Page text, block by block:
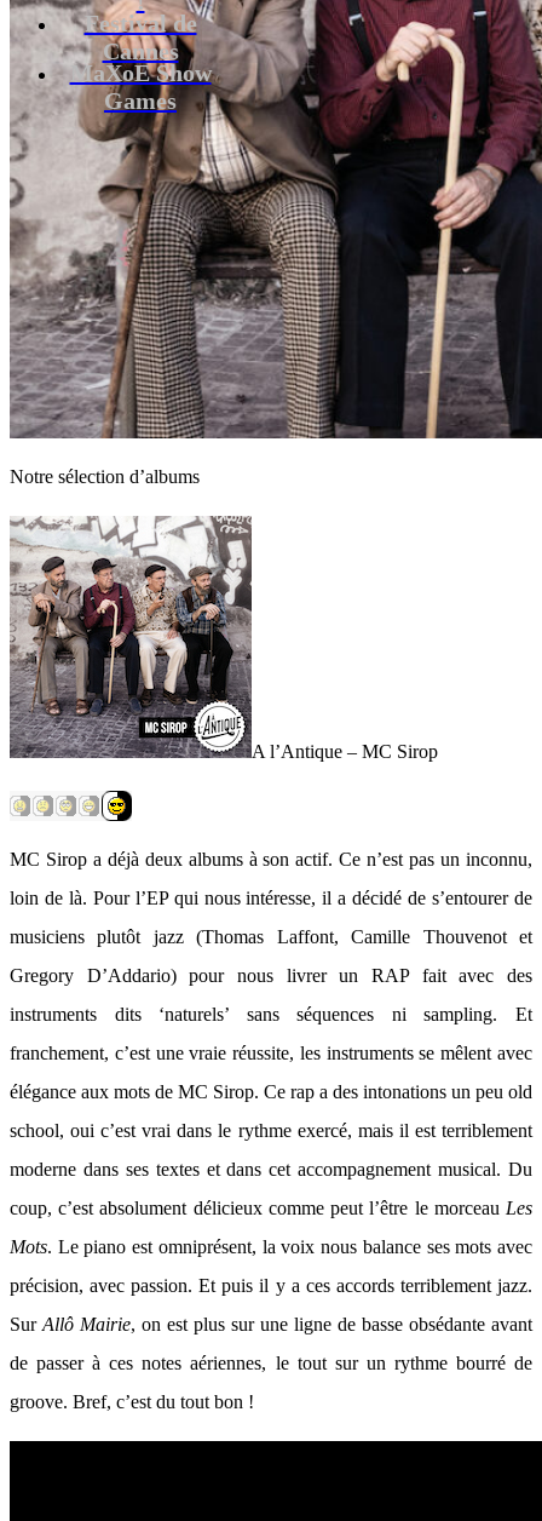
Festival de
Cannes
MaXoE Show
Games
Notre sélection d’albums
A l’Antique – MC Sirop
MC Sirop a déjà deux albums à son actif. Ce n’est pas un inconnu,
loin de là. Pour l’EP qui nous intéresse, il a décidé de s’entourer de
musiciens plutôt jazz (Thomas Laffont, Camille Thouvenot et
Gregory D’Addario) pour nous livrer un RAP fait avec des
instruments dits ‘naturels’ sans séquences ni sampling. Et
franchement, c’est une vraie réussite, les instruments se mêlent avec
élégance aux mots de MC Sirop. Ce rap a des intonations un peu old
school, oui c’est vrai dans le rythme exercé, mais il est terriblement
moderne dans ses textes et dans cet accompagnement musical. Du
coup, c’est absolument délicieux comme peut l’être le morceau Les
Mots. Le piano est omniprésent, la voix nous balance ses mots avec
précision, avec passion. Et puis il y a ces accords terriblement jazz.
Sur Allô Mairie, on est plus sur une ligne de basse obsédante avant
de passer à ces notes aériennes, le tout sur un rythme bourré de
groove. Bref, c’est du tout bon !